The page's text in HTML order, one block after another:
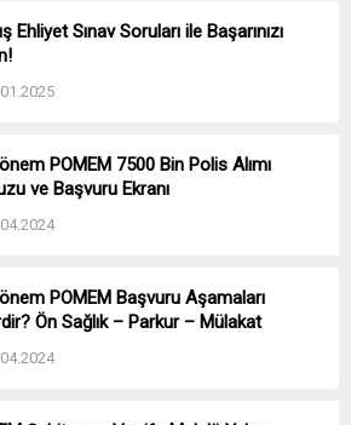
Ehliyet Sınav Soruları ile Başarınızı
POMEM 7500 Bin Polis Alımı
ve Başvuru Ekranı
POMEM Başvuru Aşamaları
Ön Sağlık – Parkur – Mülakat